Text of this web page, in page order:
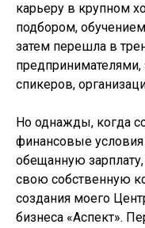
карьеру в крупном
подбором,
затем перешла в
спикеров,
Но однажды, когда
финансовые
обещанную
свою собственную
создания моего
бизнеса «Аспект».